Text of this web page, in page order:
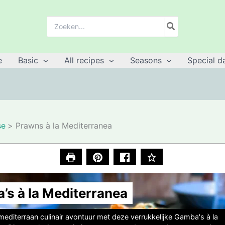
for:
Basic All recipes Seasons Special
Prawns à la Mediterranea
à la Mediterranea
culinair avontuur met deze verrukkelijke Gamba's à la